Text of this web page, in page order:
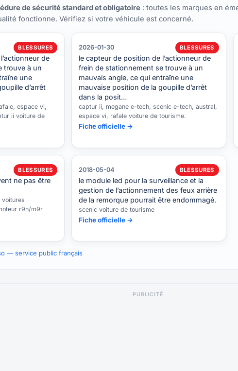
de sécurité standard et obligatoire : toutes les marques en
fonctionne. Vérifiez si votre véhicule est concerné.
BLESSURES
de
trouve à un
une
d’arrêt
espace vi,
ii voiture de
2026-01-30 BLESSURES
le capteur de position de l’actionneur de
frein de stationnement se trouve à un
mauvais angle, ce qui entraîne une
mauvaise position de la goupille d’arrêt
dans la posit…
captur ii, megane e-tech, scenic e-tech, austral,
espace vi, rafale voiture de tourisme.
Fiche officielle →
BLESSURES
ne pas être
voitures
r9n/m9r
2018-05-04 BLESSURES
le module led pour la surveillance et la
gestion de l’actionnement des feux arrière
de la remorque pourrait être endommagé.
scenic voiture de tourisme
Fiche officielle →
— service public français
PUBLICITÉ